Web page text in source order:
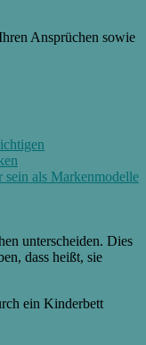
Ansprüchen sowie
sein als Markenmodelle
unterscheiden. Dies
dass heißt, sie
ein Kinderbett